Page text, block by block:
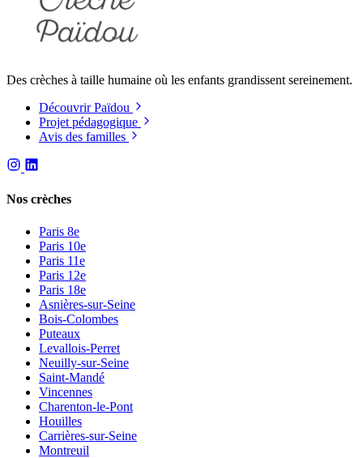
Des crèches à taille humaine où les enfants grandissent sereinement.
Découvrir Païdou
Projet pédagogique
Avis des familles
Nos crèches
Paris 8e
Paris 10e
Paris 11e
Paris 12e
Paris 18e
Asnières-sur-Seine
Bois-Colombes
Puteaux
Levallois-Perret
Neuilly-sur-Seine
Saint-Mandé
Vincennes
Charenton-le-Pont
Houilles
Carrières-sur-Seine
Montreuil